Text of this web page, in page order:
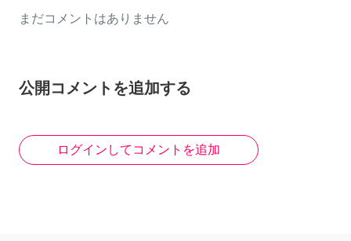
まだコメントはありません
公開コメントを追加する
ログインしてコメントを追加